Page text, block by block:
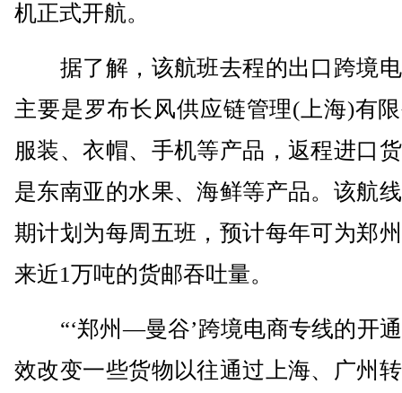
机正式开航。
据了解，该航班去程的出口跨境
主要是罗布长风供应链管理(上海)有
服装、衣帽、手机等产品，返程进口
是东南亚的水果、海鲜等产品。该航
期计划为每周五班，预计每年可为郑
来近1万吨的货邮吞吐量。
“‘郑州—曼谷’跨境电商专线的开
效改变一些货物以往通过上海、广州